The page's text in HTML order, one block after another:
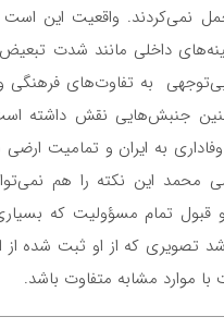
نمی‌کردند. واقعیت این
داخلی مانند شدت
به تفاوت‌های فرهنگی
جنبش‌هایی نقش داشته
وفاداری به ایران و تمامیت
محمد این نکته را هم
قبول تمام مسؤولیت که
تصویری که از او ثبت شده از
با موارد مشابه متفاوت باشد.